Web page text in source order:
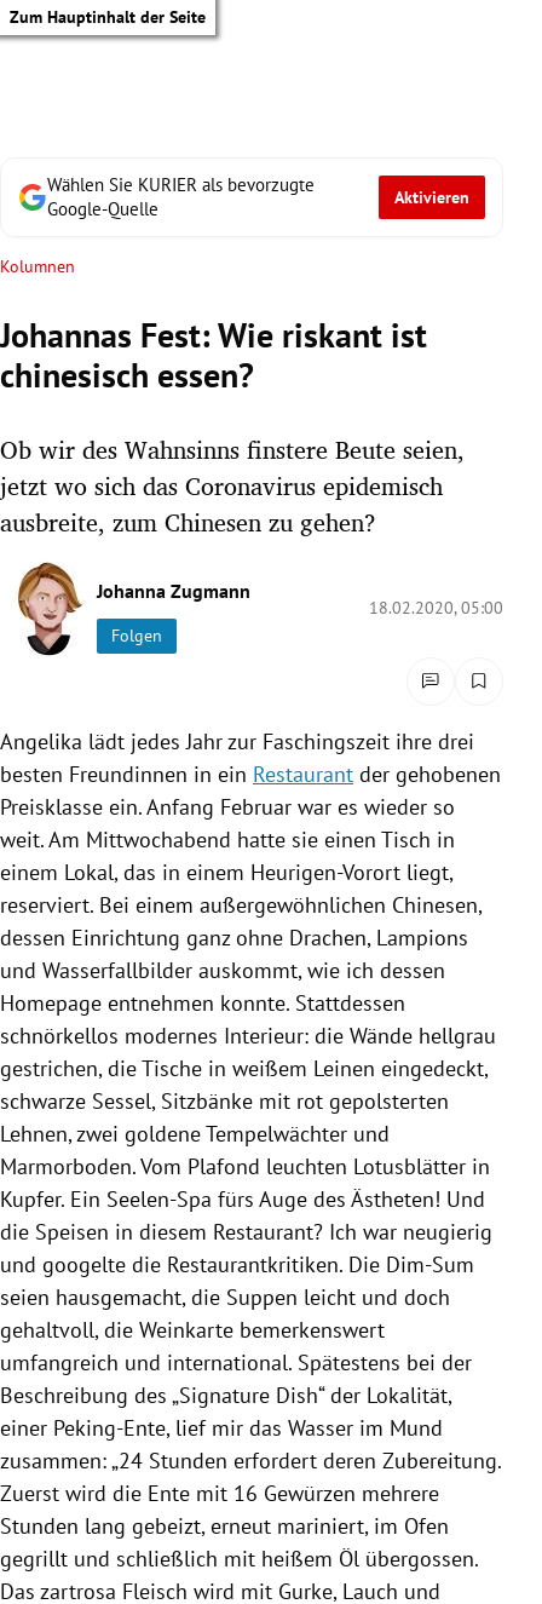
Zum Hauptinhalt der Seite
Untermenü
Untermenü
Untermenü
Untermenü
Untermenü
Untermenü
Untermenü
Untermenü
Wählen Sie KURIER als bevorzugte
Google-Quelle
Aktivieren
Kolumnen
Johannas Fest: Wie riskant ist
chinesisch essen?
Ob wir des Wahnsinns finstere Beute seien,
jetzt wo sich das Coronavirus epidemisch
ausbreite, zum Chinesen zu gehen?
Johanna Zugmann
Folgen
18.02.2020, 05:00
Angelika lädt jedes Jahr zur Faschingszeit ihre drei
besten Freundinnen in ein Restaurant der gehobenen
Preisklasse ein. Anfang Februar war es wieder so
weit. Am Mittwochabend hatte sie einen Tisch in
einem Lokal, das in einem Heurigen-Vorort liegt,
reserviert. Bei einem außergewöhnlichen Chinesen,
dessen Einrichtung ganz ohne Drachen, Lampions
und Wasserfallbilder auskommt, wie ich dessen
Homepage entnehmen konnte. Stattdessen
schnörkellos modernes Interieur: die Wände hellgrau
gestrichen, die Tische in weißem Leinen eingedeckt,
schwarze Sessel, Sitzbänke mit rot gepolsterten
Lehnen, zwei goldene Tempelwächter und
Marmorboden. Vom Plafond leuchten Lotusblätter in
Kupfer. Ein Seelen-Spa fürs Auge des Ästheten! Und
die Speisen in diesem Restaurant? Ich war neugierig
und googelte die Restaurantkritiken. Die Dim-Sum
seien hausgemacht, die Suppen leicht und doch
gehaltvoll, die Weinkarte bemerkenswert
umfangreich und international. Spätestens bei der
Beschreibung des „Signature Dish“ der Lokalität,
einer Peking-Ente, lief mir das Wasser im Mund
zusammen: „24 Stunden erfordert deren Zubereitung.
Zuerst wird die Ente mit 16 Gewürzen mehrere
Stunden lang gebeizt, erneut mariniert, im Ofen
gegrillt und schließlich mit heißem Öl übergossen.
Das zartrosa Fleisch wird mit Gurke, Lauch und